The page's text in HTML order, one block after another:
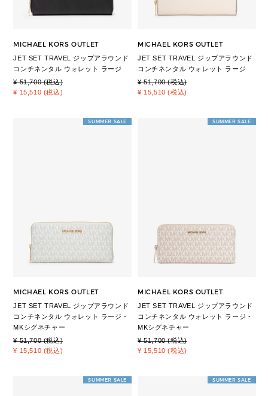
MICHAEL KORS OUTLET
JET SET TRAVEL ジップアラウンド
コンチネンタル ウォレット ラージ
¥ 51,700 (税込)
¥ 15,510 (税込)
MICHAEL KORS OUTLET
JET SET TRAVEL ジップアラウンド
コンチネンタル ウォレット ラージ
¥ 51,700 (税込)
¥ 15,510 (税込)
SUMMER SALE
MICHAEL KORS OUTLET
JET SET TRAVEL ジップアラウンド
コンチネンタル ウォレット ラージ -
MKシグネチャー
¥ 51,700 (税込)
¥ 15,510 (税込)
SUMMER SALE
MICHAEL KORS OUTLET
JET SET TRAVEL ジップアラウンド
コンチネンタル ウォレット ラージ -
MKシグネチャー
¥ 51,700 (税込)
¥ 15,510 (税込)
SUMMER SALE SUMMER SALE